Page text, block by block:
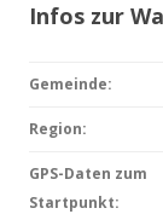
Infos zur
Gemeinde:
Region:
GPS-Daten zum
Startpunkt: